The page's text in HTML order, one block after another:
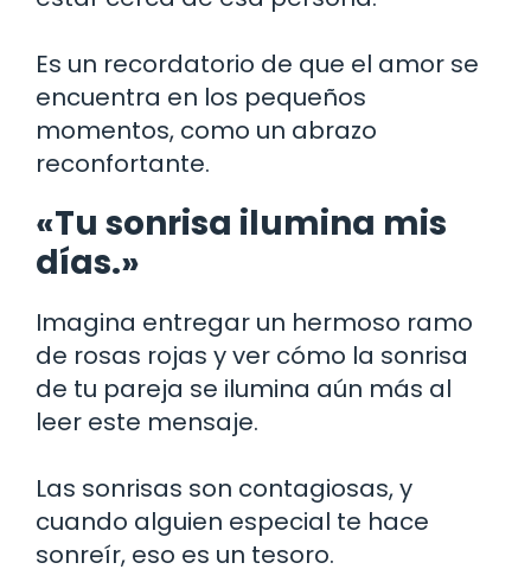
Es un recordatorio de que el amor se
encuentra en los pequeños
momentos, como un abrazo
reconfortante.
«Tu sonrisa ilumina mis
días.»
Imagina entregar un hermoso ramo
de rosas rojas y ver cómo la sonrisa
de tu pareja se ilumina aún más al
leer este mensaje.
Las sonrisas son contagiosas, y
cuando alguien especial te hace
sonreír, eso es un tesoro.